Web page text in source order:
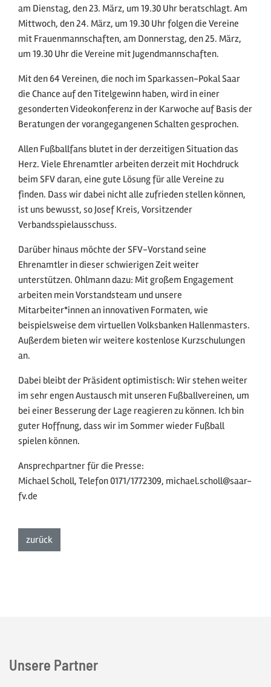
am Dienstag, den 23. März, um 19.30 Uhr beratschlagt. Am
Mittwoch, den 24. März, um 19.30 Uhr folgen die Vereine
mit Frauenmannschaften, am Donnerstag, den 25. März,
um 19.30 Uhr die Vereine mit Jugendmannschaften.
Mit den 64 Vereinen, die noch im Sparkassen-Pokal Saar
die Chance auf den Titelgewinn haben, wird in einer
gesonderten Videokonferenz in der Karwoche auf Basis der
Beratungen der vorangegangenen Schalten gesprochen.
Allen Fußballfans blutet in der derzeitigen Situation das
Herz. Viele Ehrenamtler arbeiten derzeit mit Hochdruck
beim SFV daran, eine gute Lösung für alle Vereine zu
finden. Dass wir dabei nicht alle zufrieden stellen können,
ist uns bewusst, so Josef Kreis, Vorsitzender
Verbandsspielausschuss.
Darüber hinaus möchte der SFV-Vorstand seine
Ehrenamtler in dieser schwierigen Zeit weiter
unterstützen. Ohlmann dazu: Mit großem Engagement
arbeiten mein Vorstandsteam und unsere
Mitarbeiter*innen an innovativen Formaten, wie
beispielsweise dem virtuellen Volksbanken Hallenmasters.
Außerdem bieten wir weitere kostenlose Kurzschulungen
an.
Dabei bleibt der Präsident optimistisch: Wir stehen weiter
im sehr engen Austausch mit unseren Fußballvereinen, um
bei einer Besserung der Lage reagieren zu können. Ich bin
guter Hoffnung, dass wir im Sommer wieder Fußball
spielen können.
Ansprechpartner für die Presse:
Michael Scholl, Telefon 0171/1772309, michael.scholl@saar-
fv.de
zurück
Unsere Partner